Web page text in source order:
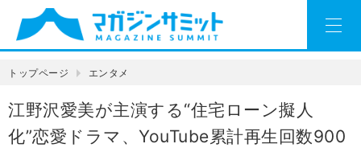
トップページ エンタメ
江野沢愛美が主演する“住宅ローン擬人
化”恋愛ドラマ、YouTube累計再生回数900